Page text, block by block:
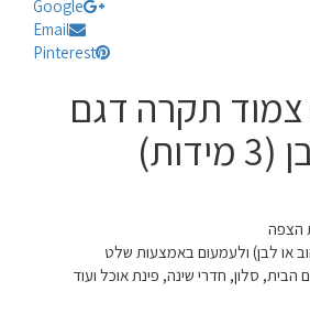
Google
Email
Pinterest
צמוד תקרה דגם
הצפה
או לבן) ולעמעום באמצעות שלט
הבית, סלון, חדרי שינה, פינת אוכל ועוד